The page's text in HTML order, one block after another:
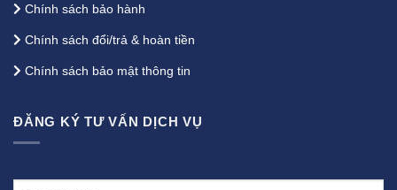
Chính sách bảo hành
Chính sách đổi/trả & hoàn tiền
Chính sách bảo mật thông tin
ĐĂNG KÝ TƯ VẤN DỊCH VỤ